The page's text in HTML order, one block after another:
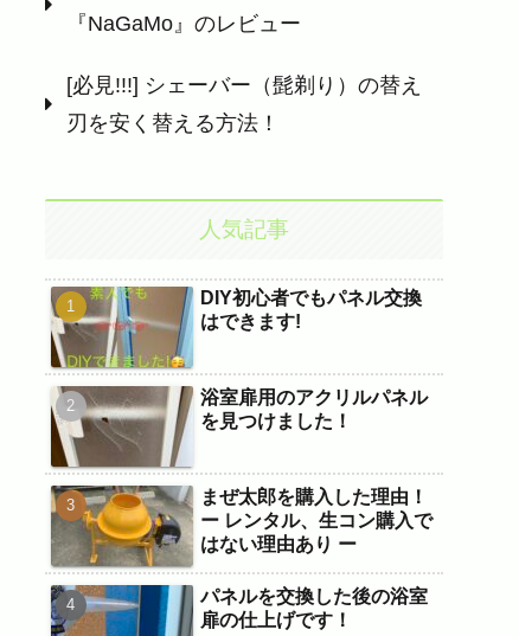
『NaGaMo』のレビュー
[必見!!!] シェーバー（髭剃り）の替え
刃を安く替える方法！
人気記事
DIY初心者でもパネル交換
はできます!
浴室扉用のアクリルパネル
を見つけました！
まぜ太郎を購入した理由！
ー レンタル、生コン購入で
はない理由あり ー
パネルを交換した後の浴室
扉の仕上げです！